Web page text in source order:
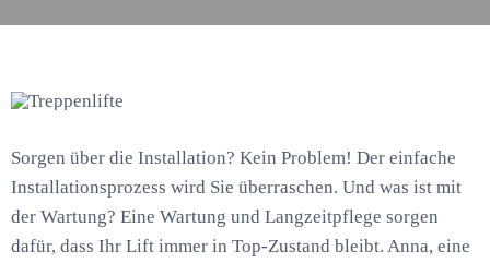
Sorgen über die Installation? Kein Problem! Der einfache
Installationsprozess wird Sie überraschen. Und was ist mit
der Wartung? Eine Wartung und Langzeitpflege sorgen
dafür, dass Ihr Lift immer in Top-Zustand bleibt. Anna, eine